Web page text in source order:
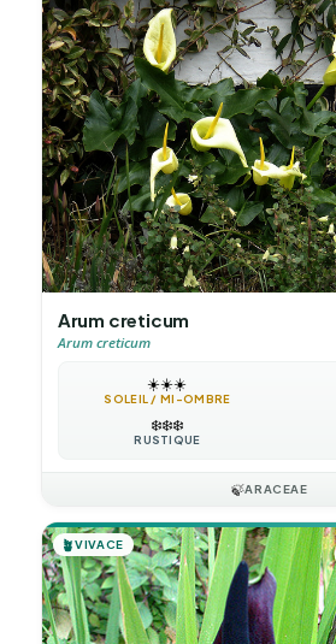
Arum creticum
Arum creticum
☀️☀️☀️
SOLEIL / MI-OMBRE
❄️❄️❄️
RUSTIQUE
🍃ARACEAE
🪴VIVACE